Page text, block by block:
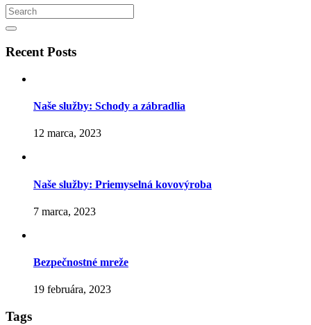
Search
for:
Search
Recent Posts
Naše služby: Schody a zábradlia
12 marca, 2023
Naše služby: Priemyselná kovovýroba
7 marca, 2023
Bezpečnostné mreže
19 februára, 2023
Tags